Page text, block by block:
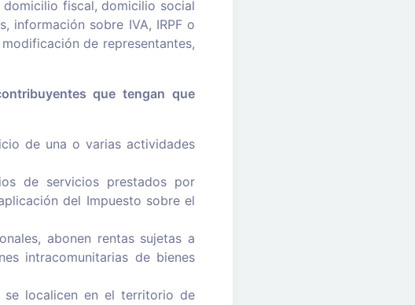
fiscal, domicilio social
información sobre IVA, IRPF o
de representantes,
que tengan que
de una o varias actividades
de servicios prestados por
del Impuesto sobre el
abonen rentas sujetas a
intracomunitarias de bienes
se localicen en el territorio de